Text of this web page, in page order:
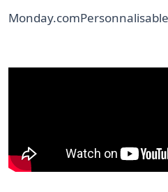
Monday.comPersonnalisable